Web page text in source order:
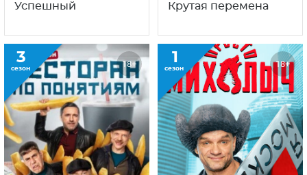
Ресторан по
понятиям
Просто Михалыч
2
сезон 18+ 1
сезон 16+